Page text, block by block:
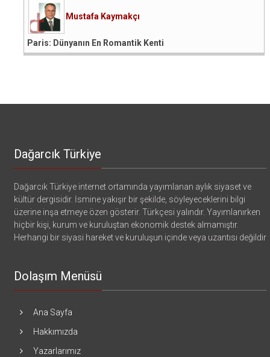
Mustafa Kaymakçı
Paris: Dünyanın En Romantik Kenti
Dağarcık Türkiye
Dağarcık Türkiye internet ortamında yayımlanan aylık siyaset ve
kültür dergisidir. İsmine yakışır bir şekilde, söyleyeceklerini bilgi
üzerine inşa etmeye özen gösterir. Türkçesi yalındır. Yayımlanırken
hiçbir kişi, kurum ve kuruluştan ekonomik destek almamıştır.
Herhangi bir siyasi hareket ve kuruluşun içinde veya uzantısı değildir
Dolaşım Menüsü
Ana Sayfa
Hakkımızda
Yazarlarımız